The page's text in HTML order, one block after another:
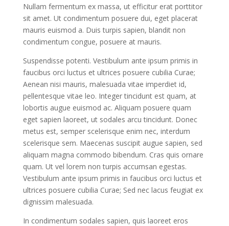
Nullam fermentum ex massa, ut efficitur erat porttitor
sit amet. Ut condimentum posuere dui, eget placerat
mauris euismod a. Duis turpis sapien, blandit non
condimentum congue, posuere at mauris.
Suspendisse potenti. Vestibulum ante ipsum primis in
faucibus orci luctus et ultrices posuere cubilia Curae;
Aenean nisi mauris, malesuada vitae imperdiet id,
pellentesque vitae leo. Integer tincidunt est quam, at
lobortis augue euismod ac. Aliquam posuere quam
eget sapien laoreet, ut sodales arcu tincidunt. Donec
metus est, semper scelerisque enim nec, interdum
scelerisque sem. Maecenas suscipit augue sapien, sed
aliquam magna commodo bibendum. Cras quis ornare
quam. Ut vel lorem non turpis accumsan egestas.
Vestibulum ante ipsum primis in faucibus orci luctus et
ultrices posuere cubilia Curae; Sed nec lacus feugiat ex
dignissim malesuada.
In condimentum sodales sapien, quis laoreet eros